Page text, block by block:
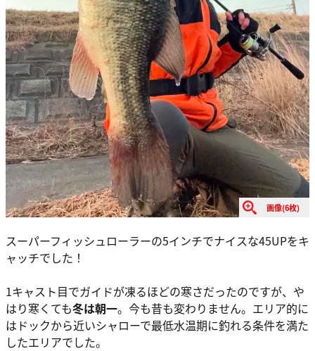
画像(6枚)
スーパーフィッシュローラーの5インチでナイスな45UPをキ
ャッチでした！
1キャスト目でガイドが凍るほどの寒さだったのですが、や
はり寒くても冬は朝一。今も昔も変わりません。エリア的に
はドックから近いシャローで最低水温期に釣れる条件を満た
したエリアでした。